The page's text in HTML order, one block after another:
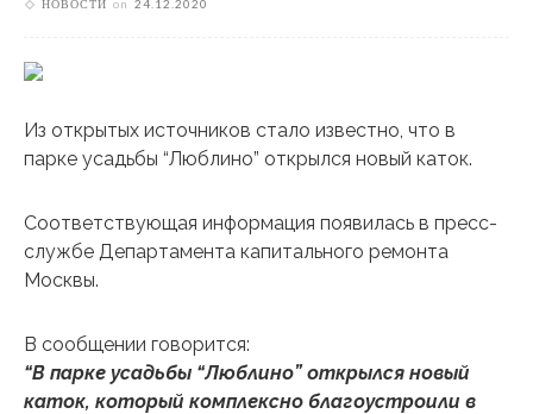
НОВОСТИ on 24.12.2020
Из открытых источников стало известно, что в
парке усадьбы “Люблино” открылся новый каток.
Соответствующая информация появилась в пресс-
службе Департамента капитального ремонта
Москвы.
В сообщении говорится:
“В парке усадьбы “Люблино” открылся новый
каток, который комплексно благоустроили в